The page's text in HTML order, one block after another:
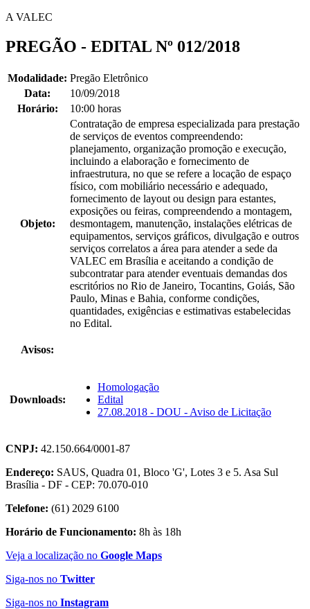
A VALEC
PREGÃO - EDITAL Nº 012/2018
Modalidade: Pregão Eletrônico
Data:
10/09/2018
Horário:
10:00 horas
Objeto:
Contratação de empresa especializada para prestação
de serviços de eventos compreendendo:
planejamento, organização promoção e execução,
incluindo a elaboração e fornecimento de
infraestrutura, no que se refere a locação de espaço
físico, com mobiliário necessário e adequado,
fornecimento de layout ou design para estantes,
exposições ou feiras, compreendendo a montagem,
desmontagem, manutenção, instalações elétricas de
equipamentos, serviços gráficos, divulgação e outros
serviços correlatos a área para atender a sede da
VALEC em Brasília e aceitando a condição de
subcontratar para atender eventuais demandas dos
escritórios no Rio de Janeiro, Tocantins, Goiás, São
Paulo, Minas e Bahia, conforme condições,
quantidades, exigências e estimativas estabelecidas
no Edital.
Avisos:
Downloads:
Homologação
Edital
27.08.2018 - DOU - Aviso de Licitação
CNPJ: 42.150.664/0001-87
Endereço: SAUS, Quadra 01, Bloco 'G', Lotes 3 e 5. Asa Sul
Brasília - DF - CEP: 70.070-010
Telefone: (61) 2029 6100
Horário de Funcionamento: 8h às 18h
Veja a localização no Google Maps
Siga-nos no Twitter
Siga-nos no Instagram